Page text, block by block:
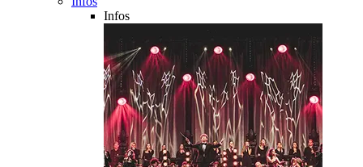
Infos